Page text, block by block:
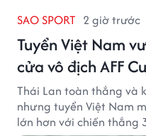
SAO SPORT 2 giờ trước
Tuyển Việt Nam
cửa vô địch AFF
Thái Lan toàn thắng và
nhưng tuyển Việt Nam
lớn hơn với chiến thắng